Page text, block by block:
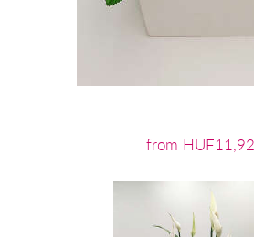
from